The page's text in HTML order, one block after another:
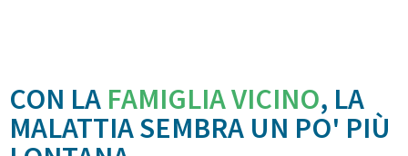
CON LA FAMIGLIA VICINO, LA
MALATTIA SEMBRA UN PO' PIÙ